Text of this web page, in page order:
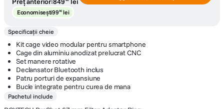
Economisești9990 lei
Specificații cheie
Kit cage video modular pentru smartphone
Cage din aluminiu anodizat prelucrat CNC
Set manere rotative
Declansator Bluetooth inclus
Patru porturi de expansiune
Bucle integrate pentru curea de mana
Pachetul include